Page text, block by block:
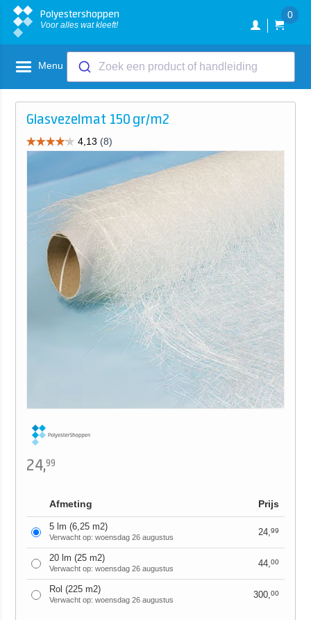
Polyestershoppen
Voor alles wat kleeft!
0
Menu Zoek een product of handleiding
Glasvezelmat 150 gr/m2
24,99
Afmeting Prijs
5 lm (6,25 m2)
Verwacht op: woensdag 26 augustus 24,99
20 lm (25 m2)
Verwacht op: woensdag 26 augustus 44,00
Rol (225 m2)
Verwacht op: woensdag 26 augustus 300,00